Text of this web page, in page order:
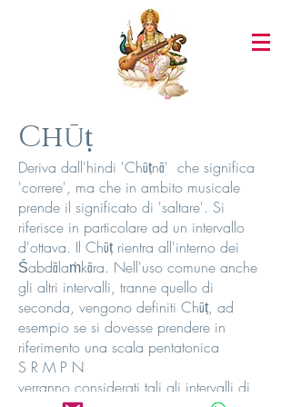
Chūṭ
Deriva dall'hindi 'Chūṭnā' che significa
'correre', ma che in ambito musicale
prende il significato di 'saltare'. Si
riferisce in particolare ad un intervallo
d'ottava. Il Chūṭ rientra all'interno dei
Ṥabdālaṁkāra. Nell'uso comune anche
gli altri intervalli, tranne quello di
seconda, vengono definiti Chūṭ, ad
esempio se si dovesse prendere in
riferimento una scala pentatonica
S R M P N
verranno considerati tali gli intervalli di